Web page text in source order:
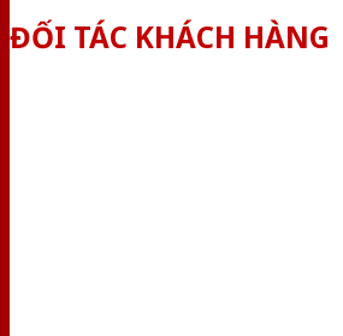
ĐỐI TÁC KHÁCH HÀNG